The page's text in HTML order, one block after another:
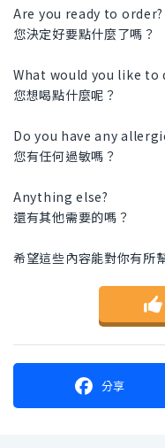
Are you ready to order?
您決定好要點什麼了嗎？
What would you like to
您想喝點什麼呢？
Do you have any
您有任何過敏嗎？
Anything else?
還有其他需要的嗎？
希望這些內容能對你有所
分享